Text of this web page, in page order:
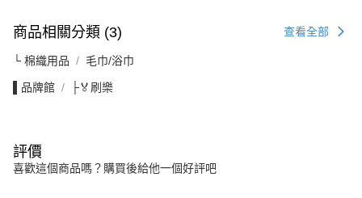
商品相關分類 (3) 查看全部
└ 棉織用品 毛巾/浴巾
▌品牌館 ├🏅刷樂
評價
喜歡這個商品嗎？購買後給他一個好評吧